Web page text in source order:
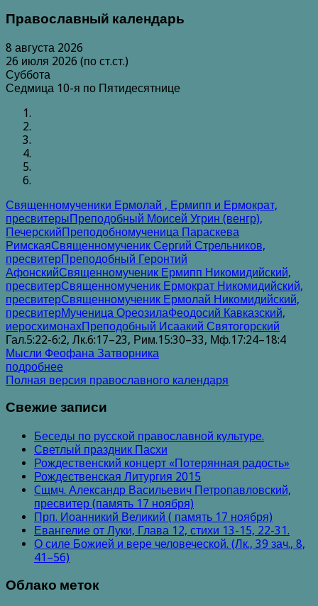
Православный календарь
8 августа 2026
26 июля 2026 (по ст.ст.)
Суббота
Седмица 10-я по Пятидесятнице
Священномученики Ермолай , Ермипп и Ермократ,
пресвитерыПреподобный Моисей Угрин (венгр),
ПечерскийПреподобномученица Параскева
РимскаяСвященномученик Сергий Стрельников,
пресвитерПреподобный Геронтий
АфонскийСвященномученик Ермипп Никомидийский,
пресвитерСвященномученик Ермократ Никомидийский,
пресвитерСвященномученик Ермолай Никомидийский,
пресвитерМученица ОреозилаФеодосий Кавказский,
иеросхимонахПреподобный Исаакий Святогорский
Гал.5:22-6:2, Лк.6:17–23, Рим.15:30–33, Мф.17:24–18:4
Мысли Феофана Затворника
подробнее
Полная версия православного календаря
Свежие записи
Беседы по русской православной культуре.
Светлый праздник Пасхи
Рождественский концерт «Потерянная радость»
Рождественская Литургия 2015
Cщмч. Александр Васильевич Петропавловский,
пресвитер (память 17 ноября)
Прп. Иоанникий Великий ( память 17 ноября)
Евангелие от Луки, Глава 12, стихи 13-15, 22-31.
О силе Божией и вере человеческой. (Лк., 39 зач., 8,
41–56)
Облако меток